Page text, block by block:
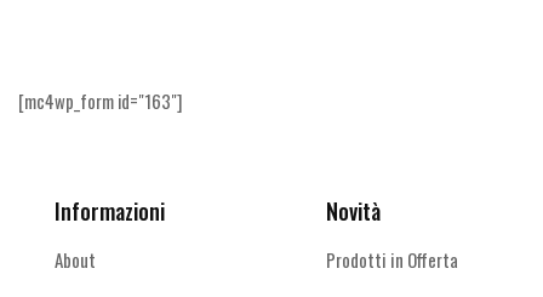
[mc4wp_form id="163"]
Informazioni
About
Novità
Prodotti in Offerta